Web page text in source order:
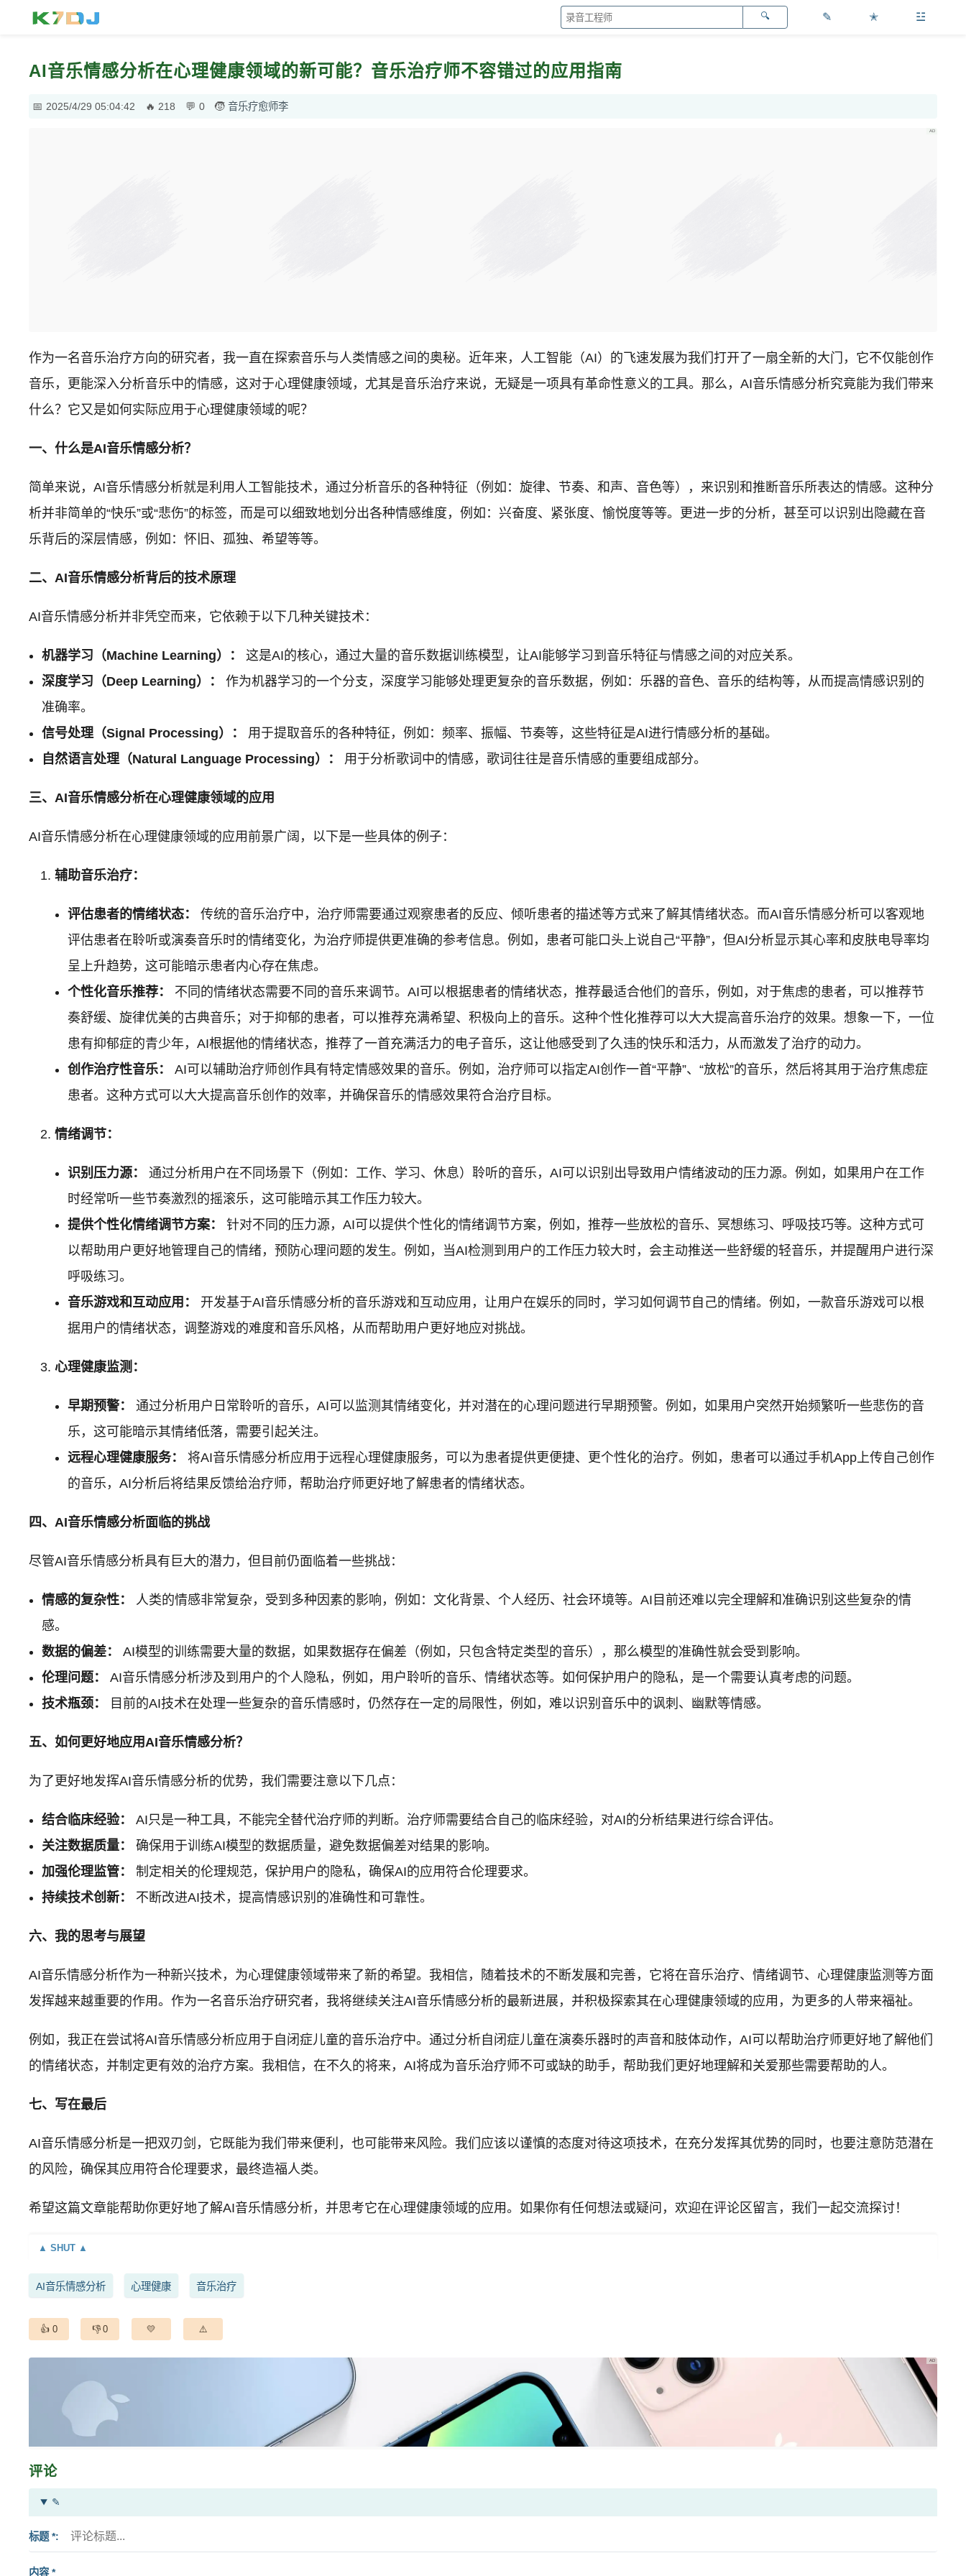
✎ ✭ ☳
AI音乐情感分析在心理健康领域的新可能？音乐治疗师不容错过的应用指南
2025/4/29 05:04:42 218 0 音乐疗愈师李
作为一名音乐治疗方向的研究者，我一直在探索音乐与人类情感之间的奥秘。近年来，人工智能（AI）的飞速发展为我们打开了一扇全新的大门，它不仅能创作
音乐，更能深入分析音乐中的情感，这对于心理健康领域，尤其是音乐治疗来说，无疑是一项具有革命性意义的工具。那么，AI音乐情感分析究竟能为我们带来
什么？它又是如何实际应用于心理健康领域的呢？
一、什么是AI音乐情感分析？
简单来说，AI音乐情感分析就是利用人工智能技术，通过分析音乐的各种特征（例如：旋律、节奏、和声、音色等），来识别和推断音乐所表达的情感。这种分
析并非简单的“快乐”或“悲伤”的标签，而是可以细致地划分出各种情感维度，例如：兴奋度、紧张度、愉悦度等等。更进一步的分析，甚至可以识别出隐藏在音
乐背后的深层情感，例如：怀旧、孤独、希望等等。
二、AI音乐情感分析背后的技术原理
AI音乐情感分析并非凭空而来，它依赖于以下几种关键技术：
机器学习（Machine Learning）：
这是AI的核心，通过大量的音乐数据训练模型，让AI能够学习到音乐特征与情感之间的对应关系。
深度学习（Deep Learning）：
作为机器学习的一个分支，深度学习能够处理更复杂的音乐数据，例如：乐器的音色、音乐的结构等，从而提高情感识别的
准确率。
信号处理（Signal Processing）：
用于提取音乐的各种特征，例如：频率、振幅、节奏等，这些特征是AI进行情感分析的基础。
自然语言处理（Natural Language Processing）：
用于分析歌词中的情感，歌词往往是音乐情感的重要组成部分。
三、AI音乐情感分析在心理健康领域的应用
AI音乐情感分析在心理健康领域的应用前景广阔，以下是一些具体的例子：
辅助音乐治疗：
评估患者的情绪状态：
传统的音乐治疗中，治疗师需要通过观察患者的反应、倾听患者的描述等方式来了解其情绪状态。而AI音乐情感分析可以客观地
评估患者在聆听或演奏音乐时的情绪变化，为治疗师提供更准确的参考信息。例如，患者可能口头上说自己“平静”，但AI分析显示其心率和皮肤电导率均
呈上升趋势，这可能暗示患者内心存在焦虑。
个性化音乐推荐：
不同的情绪状态需要不同的音乐来调节。AI可以根据患者的情绪状态，推荐最适合他们的音乐，例如，对于焦虑的患者，可以推荐节
奏舒缓、旋律优美的古典音乐；对于抑郁的患者，可以推荐充满希望、积极向上的音乐。这种个性化推荐可以大大提高音乐治疗的效果。想象一下，一位
患有抑郁症的青少年，AI根据他的情绪状态，推荐了一首充满活力的电子音乐，这让他感受到了久违的快乐和活力，从而激发了治疗的动力。
创作治疗性音乐：
AI可以辅助治疗师创作具有特定情感效果的音乐。例如，治疗师可以指定AI创作一首“平静”、“放松”的音乐，然后将其用于治疗焦虑症
患者。这种方式可以大大提高音乐创作的效率，并确保音乐的情感效果符合治疗目标。
情绪调节：
识别压力源：
通过分析用户在不同场景下（例如：工作、学习、休息）聆听的音乐，AI可以识别出导致用户情绪波动的压力源。例如，如果用户在工作
时经常听一些节奏激烈的摇滚乐，这可能暗示其工作压力较大。
提供个性化情绪调节方案：
针对不同的压力源，AI可以提供个性化的情绪调节方案，例如，推荐一些放松的音乐、冥想练习、呼吸技巧等。这种方式可
以帮助用户更好地管理自己的情绪，预防心理问题的发生。例如，当AI检测到用户的工作压力较大时，会主动推送一些舒缓的轻音乐，并提醒用户进行深
呼吸练习。
音乐游戏和互动应用：
开发基于AI音乐情感分析的音乐游戏和互动应用，让用户在娱乐的同时，学习如何调节自己的情绪。例如，一款音乐游戏可以根
据用户的情绪状态，调整游戏的难度和音乐风格，从而帮助用户更好地应对挑战。
心理健康监测：
早期预警：
通过分析用户日常聆听的音乐，AI可以监测其情绪变化，并对潜在的心理问题进行早期预警。例如，如果用户突然开始频繁听一些悲伤的音
乐，这可能暗示其情绪低落，需要引起关注。
远程心理健康服务：
将AI音乐情感分析应用于远程心理健康服务，可以为患者提供更便捷、更个性化的治疗。例如，患者可以通过手机App上传自己创作
的音乐，AI分析后将结果反馈给治疗师，帮助治疗师更好地了解患者的情绪状态。
四、AI音乐情感分析面临的挑战
尽管AI音乐情感分析具有巨大的潜力，但目前仍面临着一些挑战：
情感的复杂性：
人类的情感非常复杂，受到多种因素的影响，例如：文化背景、个人经历、社会环境等。AI目前还难以完全理解和准确识别这些复杂的情
感。
数据的偏差：
AI模型的训练需要大量的数据，如果数据存在偏差（例如，只包含特定类型的音乐），那么模型的准确性就会受到影响。
伦理问题：
AI音乐情感分析涉及到用户的个人隐私，例如，用户聆听的音乐、情绪状态等。如何保护用户的隐私，是一个需要认真考虑的问题。
技术瓶颈：
目前的AI技术在处理一些复杂的音乐情感时，仍然存在一定的局限性，例如，难以识别音乐中的讽刺、幽默等情感。
五、如何更好地应用AI音乐情感分析？
为了更好地发挥AI音乐情感分析的优势，我们需要注意以下几点：
结合临床经验：
AI只是一种工具，不能完全替代治疗师的判断。治疗师需要结合自己的临床经验，对AI的分析结果进行综合评估。
关注数据质量：
确保用于训练AI模型的数据质量，避免数据偏差对结果的影响。
加强伦理监管：
制定相关的伦理规范，保护用户的隐私，确保AI的应用符合伦理要求。
持续技术创新：
不断改进AI技术，提高情感识别的准确性和可靠性。
六、我的思考与展望
AI音乐情感分析作为一种新兴技术，为心理健康领域带来了新的希望。我相信，随着技术的不断发展和完善，它将在音乐治疗、情绪调节、心理健康监测等方面
发挥越来越重要的作用。作为一名音乐治疗研究者，我将继续关注AI音乐情感分析的最新进展，并积极探索其在心理健康领域的应用，为更多的人带来福祉。
例如，我正在尝试将AI音乐情感分析应用于自闭症儿童的音乐治疗中。通过分析自闭症儿童在演奏乐器时的声音和肢体动作，AI可以帮助治疗师更好地了解他们
的情绪状态，并制定更有效的治疗方案。我相信，在不久的将来，AI将成为音乐治疗师不可或缺的助手，帮助我们更好地理解和关爱那些需要帮助的人。
七、写在最后
AI音乐情感分析是一把双刃剑，它既能为我们带来便利，也可能带来风险。我们应该以谨慎的态度对待这项技术，在充分发挥其优势的同时，也要注意防范潜在
的风险，确保其应用符合伦理要求，最终造福人类。
希望这篇文章能帮助你更好地了解AI音乐情感分析，并思考它在心理健康领域的应用。如果你有任何想法或疑问，欢迎在评论区留言，我们一起交流探讨！
AI音乐情感分析 心理健康 音乐治疗
0 0
评论
✎
标题 *
内容 *